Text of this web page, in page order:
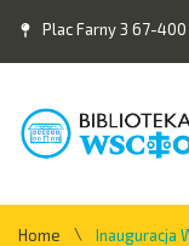
Plac Farny 3 67-
Home \ Inauguracja